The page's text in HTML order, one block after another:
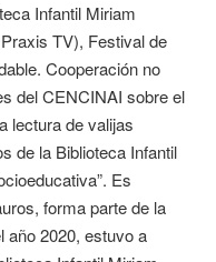
Infantil Miriam
TV), Festival de
Cooperación no
del CENCINAI sobre el
lectura de valijas
de la Biblioteca Infantil
Es
forma parte de la
año 2020, estuvo a